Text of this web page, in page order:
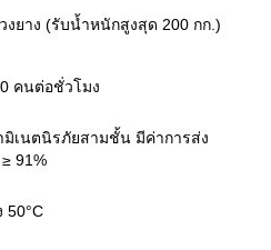
งยาง (รับน้ำหนักสูงสุด 200 กก.)
คนต่อชั่วโมง
มิเนตนิรภัยสามชั้น มีค่าการส่ง
91%
50°C